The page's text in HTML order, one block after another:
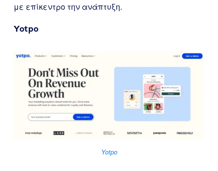
με επίκεντρο την ανάπτυξη.
Yotpo
Yotpo